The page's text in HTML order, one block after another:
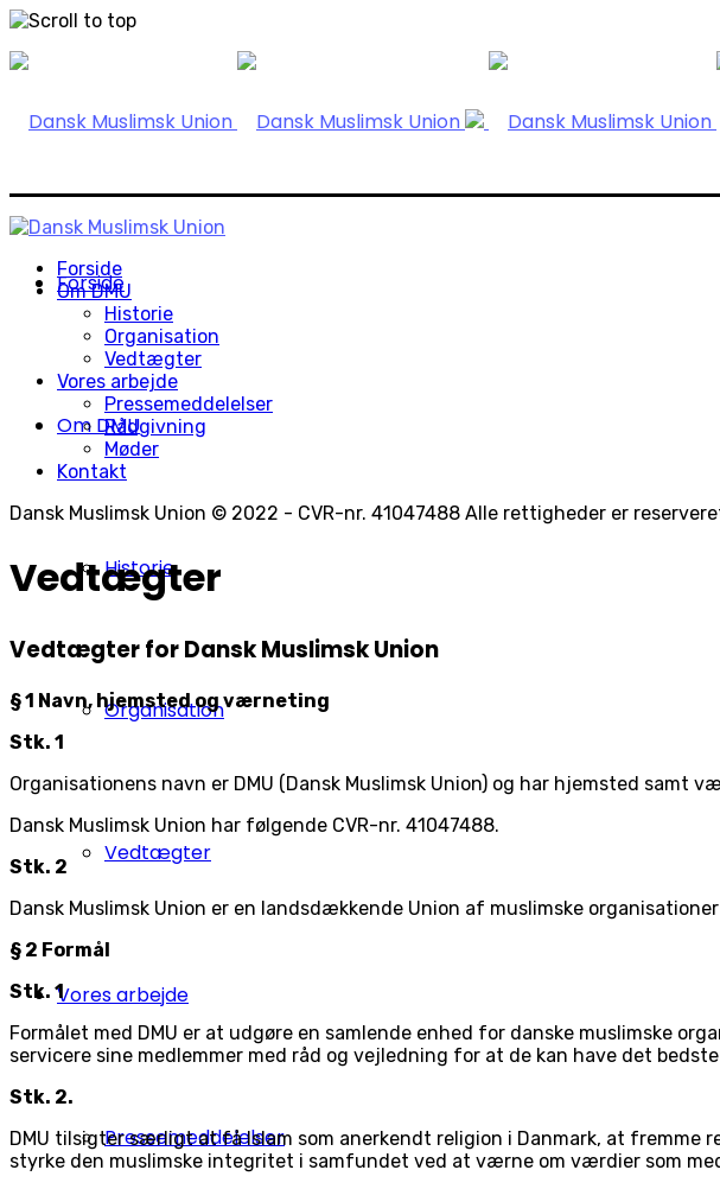
Skip
Forside
Om DMU
Historie
Organisation
Vedtægter
Vores arbejde
Pressemeddelelser
Forside
Om DMU
Historie
Organisation
Vedtægter
Vores arbejde
Pressemeddelelser
Rådgivning
Møder
Kontakt
Dansk Muslimsk Union © 2022 - CVR-nr. 41047488 Alle rettigheder er
Vedtægter
Vedtægter for Dansk Muslimsk Union
§ 1 Navn, hjemsted og værneting
Stk. 1
Organisationens navn er DMU (Dansk Muslimsk Union) og har hjemsted samt
Dansk Muslimsk Union har følgende CVR-nr. 41047488.
Stk. 2
Dansk Muslimsk Union er en landsdækkende Union af muslimske
§ 2 Formål
Stk. 1
Formålet med DMU er at udgøre en samlende enhed for danske muslimske
servicere sine medlemmer med råd og vejledning for at de kan have det
Stk. 2.
DMU tilsigter særligt at få Islam som anerkendt religion i Danmark, at
styrke den muslimske integritet i samfundet ved at værne om værdier som